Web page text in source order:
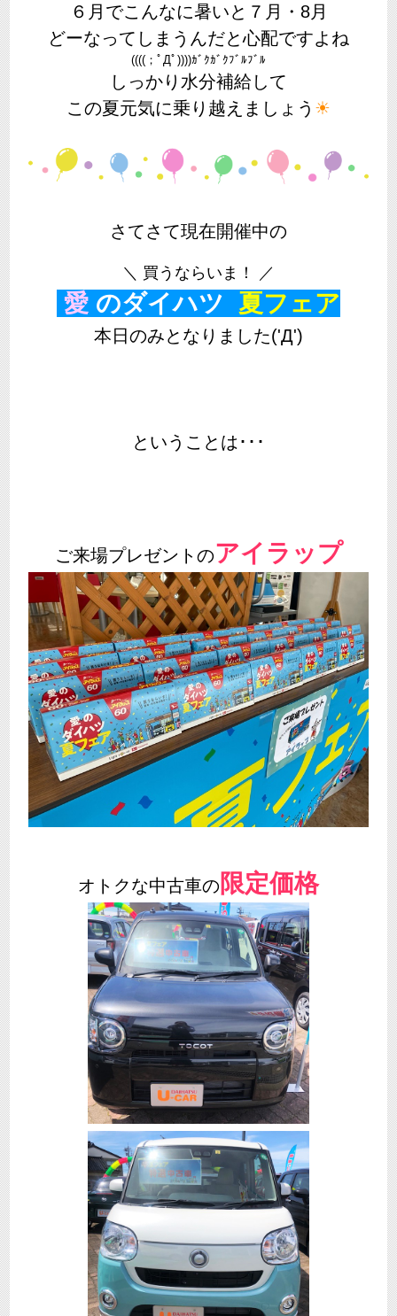
６月でこんなに暑いと７月・8月
どーなってしまうんだと心配ですよね
((((；ﾟДﾟ))))ｶﾞｸｶﾞｸﾌﾞﾙﾌﾞﾙ
しっかり水分補給して
この夏元気に乗り越えましょう ☀
さてさて現在開催中の
＼ 買うならいま！ ／
愛 のダイハツ 夏フェア
本日のみとなりました('Д')
ということは･･･
ご来場プレゼントのアイラップ
オトクな中古車の 限定価格